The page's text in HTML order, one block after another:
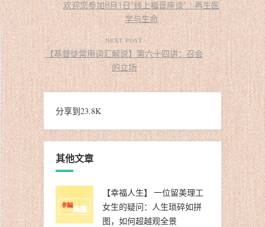
欢迎您参加8月1日“线上福音座谈”｜再生医
学与生命
NEXT POST
【基督徒常用词汇解说】第六十四讲：召会
的立场
分享到23.8K
其他文章
【幸福人生】 一位留美理工
女生的疑问：人生琐碎如拼
图，如何超越观全景